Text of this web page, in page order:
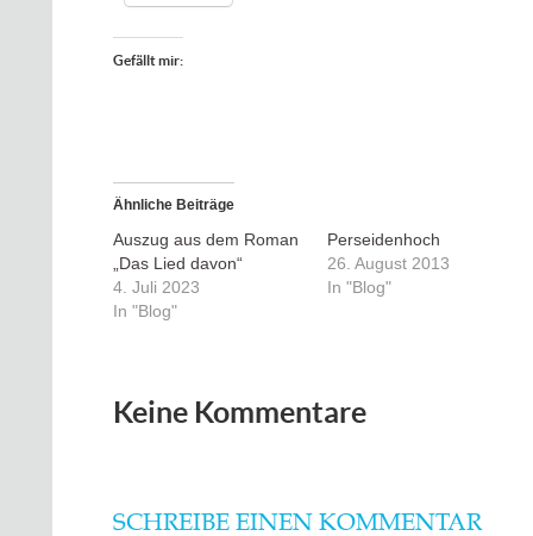
Gefällt mir:
Ähnliche Beiträge
Auszug aus dem Roman
„Das Lied davon“
4. Juli 2023
In "Blog"
Perseidenhoch
26. August 2013
In "Blog"
Keine Kommentare
SCHREIBE EINEN KOMMENTAR